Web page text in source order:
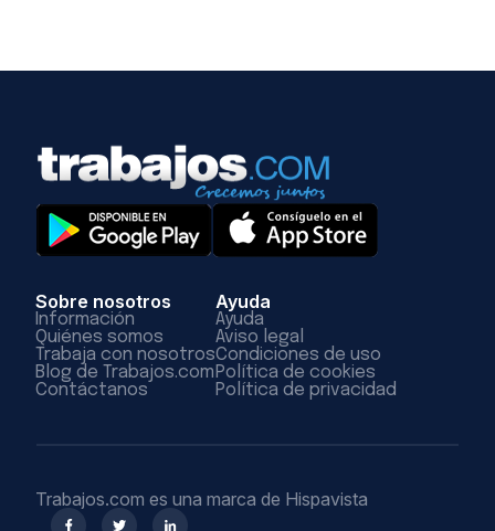
Sobre nosotros
Información
Quiénes somos
Trabaja con nosotros
Blog de Trabajos.com
Contáctanos
Ayuda
Ayuda
Aviso legal
Condiciones de uso
Política de cookies
Política de privacidad
Trabajos.com es una marca de Hispavista